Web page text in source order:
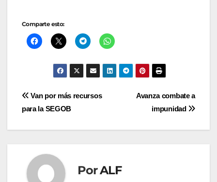
Comparte esto:
Navegación
de
Avanza combate a
impunidad
Van por más recursos
para la SEGOB
PorALF